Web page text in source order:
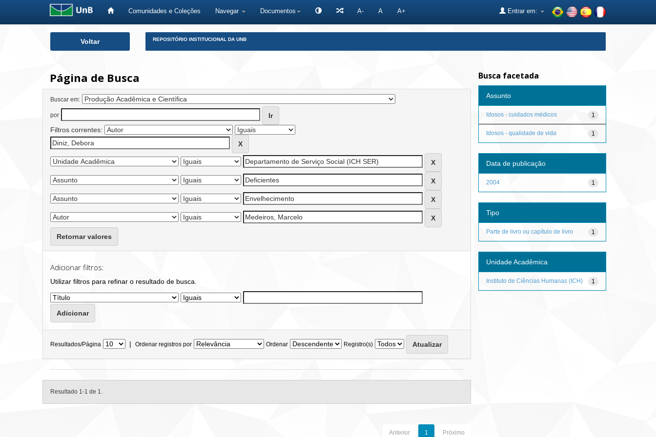
Comunidades e Coleções Navegar Documentos A- A A+ Entrar em:
Voltar REPOSITÓRIO INSTITUCIONAL DA UNB
Página de Busca
Buscar em:
por
Filtros correntes:
Retornar valores
Adicionar filtros:
Utilizar filtros para refinar o resultado de busca.
Resultados/Página | Ordenar registros por Ordenar Registro(s)
Resultado 1-1 de 1.
Anterior 1 Próximo
Busca facetada
Assunto
1
Idosos - cuidados médicos
1
Idosos - qualidade de vida
Data de publicação
1
2004
Tipo
1
Parte de livro ou capítulo de livro
Unidade Acadêmica
1
Instituto de Ciências Humanas (ICH)